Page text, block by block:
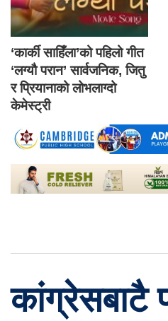
‘कार्की साहिँला’को पहिलो गीत
‘लग्यौ परान’ सार्वजनिक, जितु
र प्रियानाको लोभलाग्दो
केमेस्ट्री
कांग्रेसबाटै